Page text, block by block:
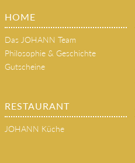
HOME
Das JOHANN Team
Philosophie & Geschichte
Gutscheine
RESTAURANT
JOHANN Küche